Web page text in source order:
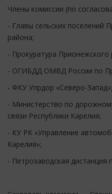
Члены комиссии (по
- Главы сельских поселений
района;
- Прокуратура Прионежского
- ОГИБДД ОМВД России по
- ФКУ Упрдор «Северо-Запад»;
- Министерство по
связи Республики Карелия;
- КУ РК «Управление
Карелия»;
- Петрозаводская дистанция